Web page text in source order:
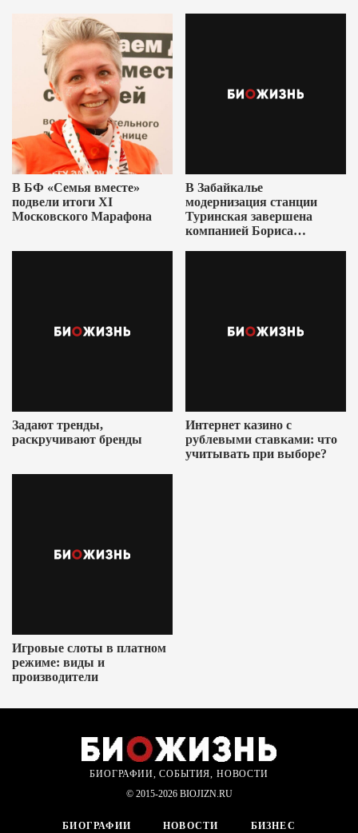
В БФ «Семья вместе»
подвели итоги XI
Московского Марафона
В Забайкалье
модернизация станции
Туринская завершена
компанией Бориса
Задают тренды,
раскручивают бренды
Интернет казино с
рублевыми ставками: что
учитывать при выборе?
Игровые слоты в платном
режиме: виды и
производители
БИОГРАФИИ, СОБЫТИЯ, НОВОСТИ
© 2015-2026 BIOJIZN.RU
БИОГРАФИИ НОВОСТИ БИЗНЕС